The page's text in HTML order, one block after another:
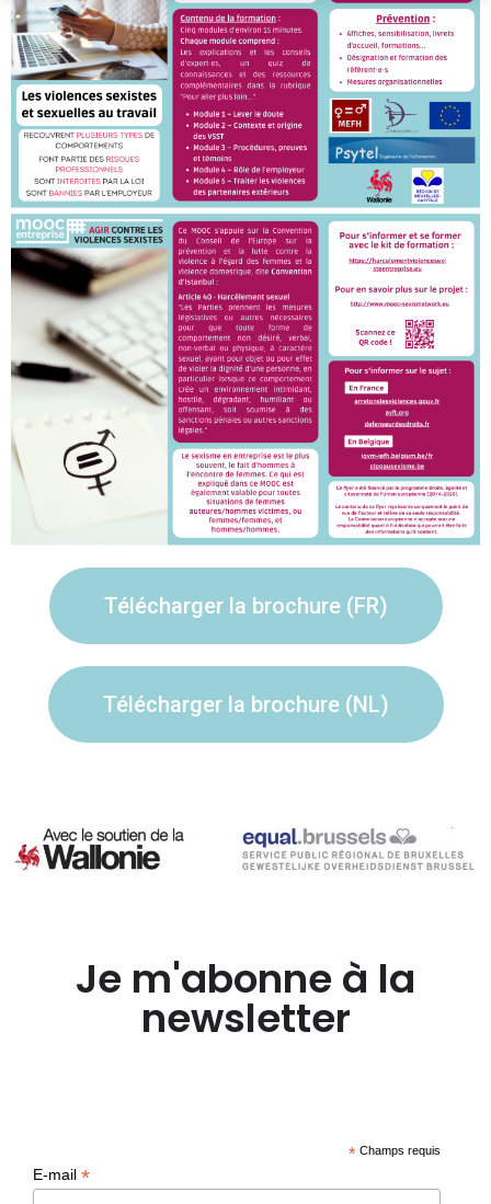
Télécharger la brochure (FR)
Télécharger la brochure (NL)
Je m'abonne à la
newsletter
* Champs requis
E-mail *